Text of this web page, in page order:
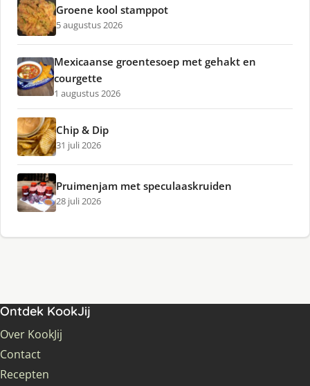
Groene kool stamppot
5 augustus 2026
Mexicaanse groentesoep met gehakt en
courgette
1 augustus 2026
Chip & Dip
31 juli 2026
Pruimenjam met speculaaskruiden
28 juli 2026
Ontdek KookJij
Over KookJij
Contact
Recepten